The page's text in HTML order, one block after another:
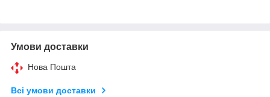
Умови доставки
Нова Пошта
Всі умови доставки